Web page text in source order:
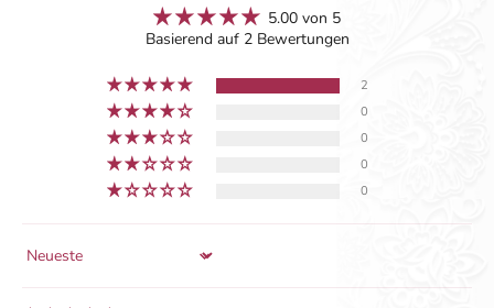
5.00 von 5
Basierend auf 2 Bewertungen
2
0
0
0
0
Sort by